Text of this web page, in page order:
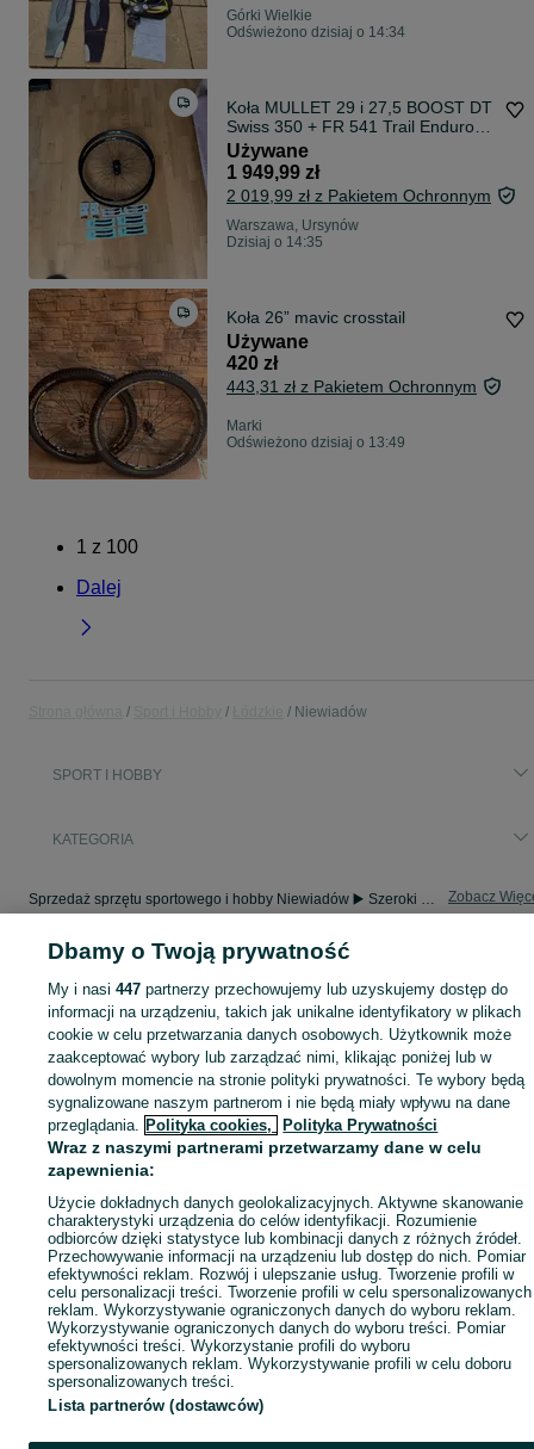
Górki Wielkie
Odświeżono dzisiaj o 14:34
Koła MULLET 29 i 27,5 BOOST DT
Swiss 350 + FR 541 Trail Enduro
FR DH
Używane
1 949,99 zł
2 019,99 zł z Pakietem Ochronnym
Warszawa, Ursynów
Dzisiaj o 14:35
Koła 26” mavic crosstail
Używane
420 zł
443,31 zł z Pakietem Ochronnym
Marki
Odświeżono dzisiaj o 13:49
1 z 100
Dalej
Niewiadów
SPORT I HOBBY
KATEGORIA
Sprzedaż sprzętu sportowego i hobby Niewiadów ▶️ Szeroki wybór produktów ✅ Nowe i używane w atrakcyjnych cenach ✌ Sprawdź ogłoszenia na OLX.pl! Zobacz
Mapa kategorii
Mapa miejscowości
Mapa ministron
Popularne wyszukiwania
Dbamy o Twoją prywatność
My i nasi447 partnerzy przechowujemy lub uzyskujemy dostęp do
informacji na urządzeniu, takich jak unikalne identyfikatory w plikach
cookie w celu przetwarzania danych osobowych. Użytkownik może
zaakceptować wybory lub zarządzać nimi, klikając poniżej lub w
dowolnym momencie na stronie polityki prywatności. Te wybory będą
sygnalizowane naszym partnerom i nie będą miały wpływu na dane
przeglądania. Polityka cookies, Polityka Prywatności
Wraz z naszymi partnerami przetwarzamy dane w celu
zapewnienia:
Użycie dokładnych danych geolokalizacyjnych. Aktywne skanowanie
charakterystyki urządzenia do celów identyfikacji. Rozumienie
odbiorców dzięki statystyce lub kombinacji danych z różnych źródeł.
Przechowywanie informacji na urządzeniu lub dostęp do nich. Pomiar
efektywności reklam. Rozwój i ulepszanie usług. Tworzenie profili w
celu personalizacji treści. Tworzenie profili w celu spersonalizowanych
reklam. Wykorzystywanie ograniczonych danych do wyboru reklam.
Wykorzystywanie ograniczonych danych do wyboru treści. Pomiar
efektywności treści. Wykorzystanie profili do wyboru
spersonalizowanych reklam. Wykorzystywanie profili w celu doboru
spersonalizowanych treści.
Lista partnerów (dostawców)